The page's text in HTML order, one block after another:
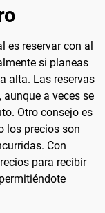
es reservar con al
si planeas
alta. Las reservas
a veces se
Otro consejo es
los precios son
Con
para recibir